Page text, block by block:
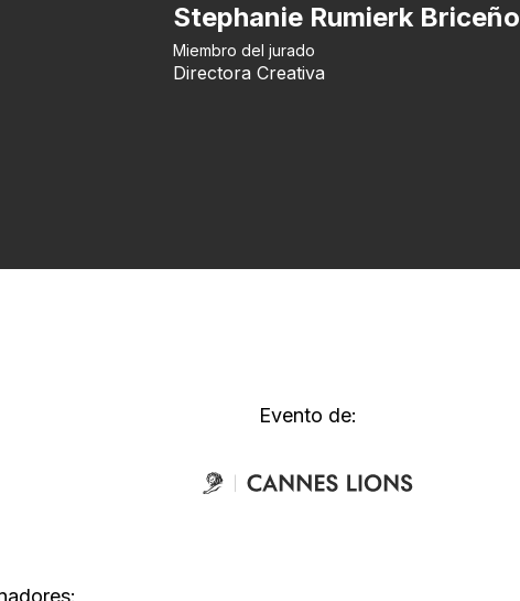
Stephanie Rumierk Briceño
Miembro del jurado
Directora Creativa
Evento de: